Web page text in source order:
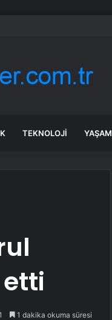
Moritanya’yı Ziyaret Etti
TEKNOLOJI YAŞAM
1 dakika okuma süresi